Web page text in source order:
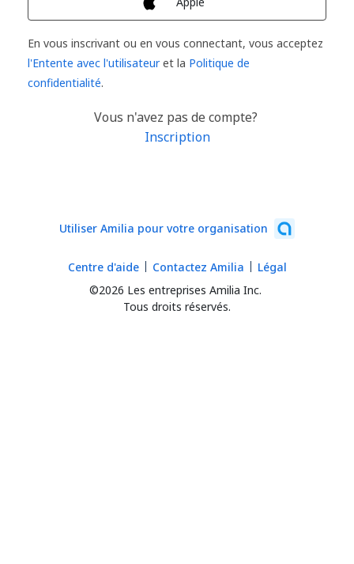
En vous inscrivant ou en vous connectant, vous acceptez
l'Entente avec l'utilisateuret la Politique de
confidentialité.
Vous n'avez pas de compte?
Inscription
Utiliser Amilia pour votre organisation
©2026 Les entreprises Amilia Inc.
Tous droits réservés.
Centre d'aide Contactez Amilia Légal